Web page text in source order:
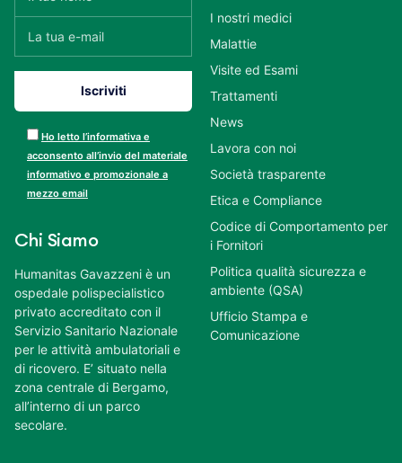
Ho letto l’informativa e
acconsento all’invio del materiale
informativo e promozionale a
mezzo email
Chi Siamo
Humanitas Gavazzeni è un
ospedale polispecialistico
privato accreditato con il
Servizio Sanitario Nazionale
per le attività ambulatoriali e
di ricovero. E’ situato nella
zona centrale di Bergamo,
all’interno di un parco
secolare.
I nostri medici
Malattie
Visite ed Esami
Trattamenti
News
Lavora con noi
Società trasparente
Etica e Compliance
Codice di Comportamento per
i Fornitori
Politica qualità sicurezza e
ambiente (QSA)
Ufficio Stampa e
Comunicazione